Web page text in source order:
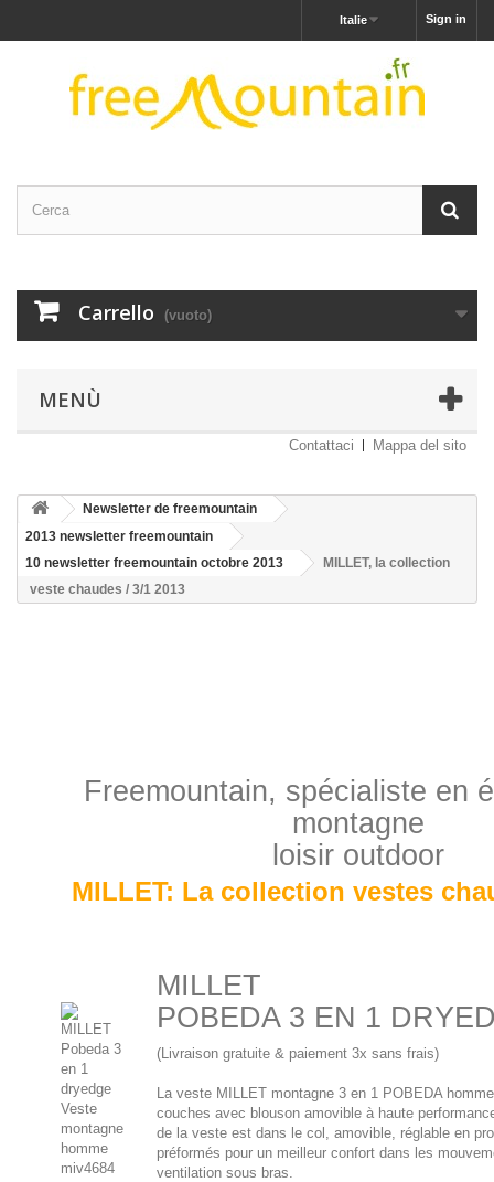
Sign in
Italie
Carrello (vuoto)
MENÙ
Contattaci Mappa del sito
Newsletter de freemountain
2013 newsletter freemountain
10 newsletter freemountain octobre 2013
MILLET, la collection
veste chaudes / 3/1 2013
Freemountain, spécialiste en
montagne
loisir outdoor
MILLET: La collection vestes
MILLET
POBEDA 3 EN 1
(Livraison gratuite & paiement 3x sans frais)
La veste MILLET montagne 3 en 1 POBEDA
couches avec blouson amovible à haute
de la veste est dans le col, amovible, réglable en
préformés pour un meilleur confort dans les
ventilation sous bras.